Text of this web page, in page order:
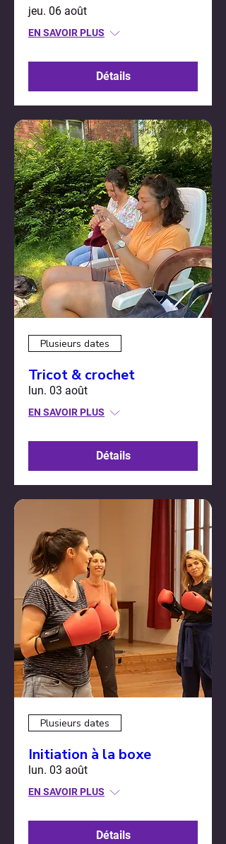
jeu. 06 août
EN SAVOIR PLUS
Détails
Plusieurs dates
Tricot & crochet
lun. 03 août
EN SAVOIR PLUS
Détails
Plusieurs dates
Initiation à la boxe
lun. 03 août
EN SAVOIR PLUS
Détails